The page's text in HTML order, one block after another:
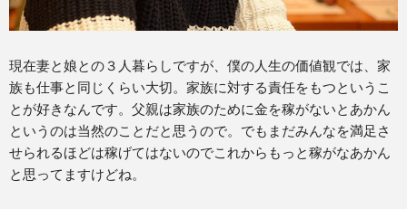
現在妻と娘との３人暮らしですが、僕の人生の価値観では、家
族も仕事と同じくらい大切。家族に対する責任をもつというこ
とが好きなんです。父親は家族のために金を稼がないとあかん
というのは当然のことだと思うので。でもまだみんなを満足さ
せられるほどは稼げてはないのでこれからもっと稼がなあかん
と思ってますけどね。